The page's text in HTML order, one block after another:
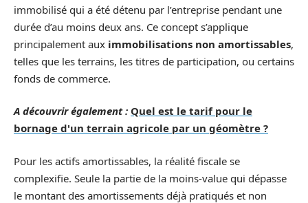
immobilisé qui a été détenu par l’entreprise pendant une
durée d’au moins deux ans. Ce concept s’applique
principalement aux immobilisations non amortissables,
telles que les terrains, les titres de participation, ou certains
fonds de commerce.
A découvrir également : Quel est le tarif pour le
bornage d'un terrain agricole par un géomètre ?
Pour les actifs amortissables, la réalité fiscale se
complexifie. Seule la partie de la moins-value qui dépasse
le montant des amortissements déjà pratiqués et non